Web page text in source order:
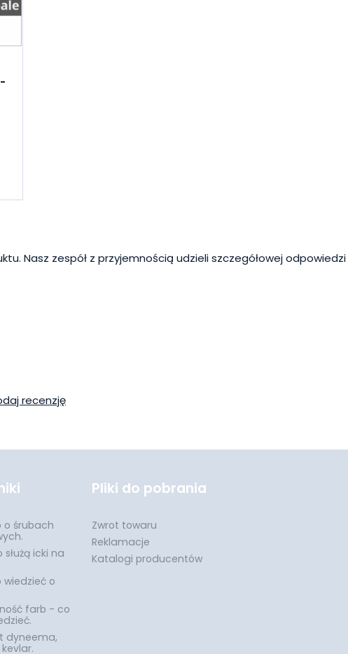
Nasz zespół z przyjemnością udzieli szczegółowej odpowiedzi
recenzję
o śrubach
służą icki na
wiedzieć o
farb - co
dyneema,
Pliki do pobrania
Zwrot towaru
Reklamacje
Katalogi producentów